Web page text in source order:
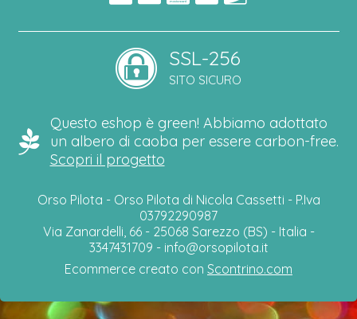
SSL-256
SITO SICURO
Questo eshop è green! Abbiamo adottato
un albero di caoba per essere carbon-free.
Scopri il progetto
Orso Pilota - Orso Pilota di Nicola Cassetti - P.Iva
03792290987
Via Zanardelli, 66 - 25068 Sarezzo (BS) - Italia -
3347431709 - info@orsopilota.it
Ecommerce creato con Scontrino.com